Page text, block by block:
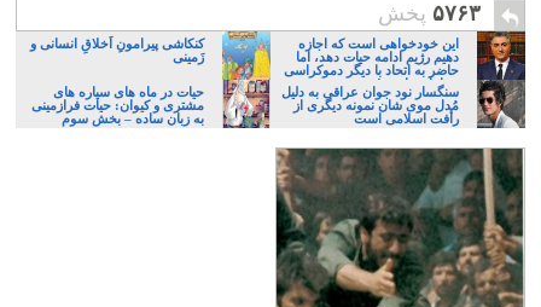
۵۷۶۳ پخش
این خودخواهی است که اجازه
دهیم رژیم ادامه حیات دهد، اما
حاضر به اتحاد با دیگر دموکراسی
خواهان نباشیم!
کنکاشی پیرامونِ اَخلاقِ انسانی و
زَمینی
سنگسار نود جوان عراقی به دلیل
مُدل موی شان نمونه دیگری از
رأفت اسلامی است
حیات در ماه های سیاره های
مشتری و کیوان: حیات فرازمینی
به زبان ساده – بخش سوم